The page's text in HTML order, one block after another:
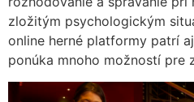
zložitým psychologickým
online herné platformy patrí aj
ponúka mnoho možností pre